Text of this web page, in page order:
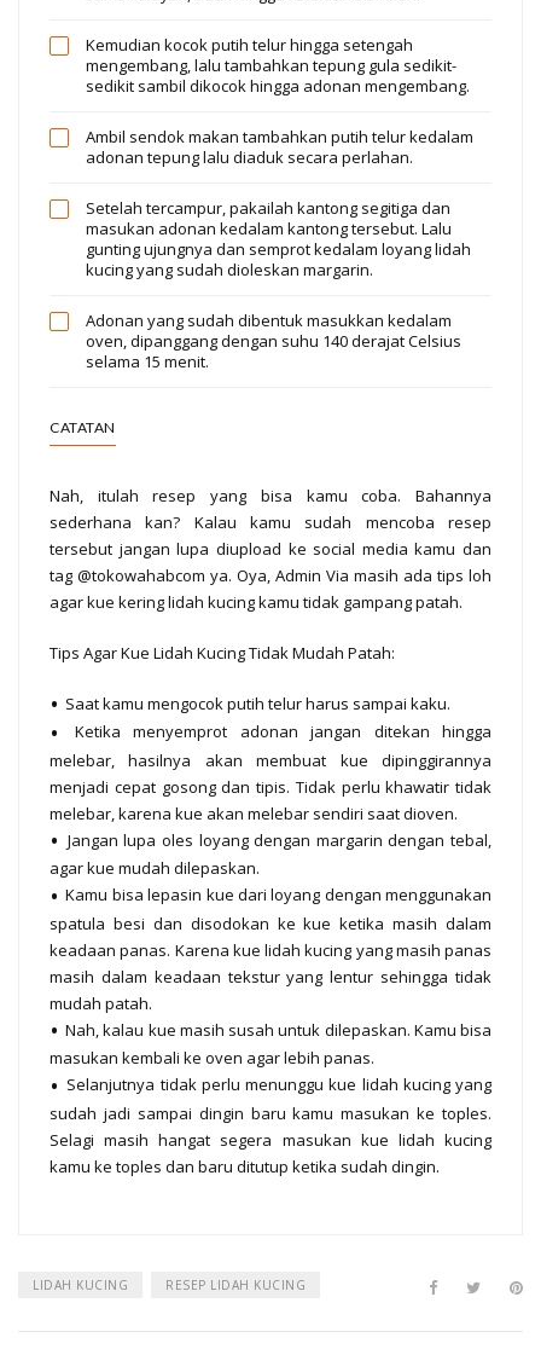
Kemudian kocok putih telur hingga setengah
mengembang, lalu tambahkan tepung gula sedikit-
sedikit sambil dikocok hingga adonan mengembang.
Ambil sendok makan tambahkan putih telur kedalam
adonan tepung lalu diaduk secara perlahan.
Setelah tercampur, pakailah kantong segitiga dan
masukan adonan kedalam kantong tersebut. Lalu
gunting ujungnya dan semprot kedalam loyang lidah
kucing yang sudah dioleskan margarin.
Adonan yang sudah dibentuk masukkan kedalam
oven, dipanggang dengan suhu 140 derajat Celsius
selama 15 menit.
CATATAN
Nah, itulah resep yang bisa kamu coba. Bahannya
sederhana kan? Kalau kamu sudah mencoba resep
tersebut jangan lupa diupload ke social media kamu dan
tag @tokowahabcom ya. Oya, Admin Via masih ada tips loh
agar kue kering lidah kucing kamu tidak gampang patah.
Tips Agar Kue Lidah Kucing Tidak Mudah Patah:
Saat kamu mengocok putih telur harus sampai kaku.
Ketika menyemprot adonan jangan ditekan hingga
melebar, hasilnya akan membuat kue dipinggirannya
menjadi cepat gosong dan tipis. Tidak perlu khawatir tidak
melebar, karena kue akan melebar sendiri saat dioven.
Jangan lupa oles loyang dengan margarin dengan tebal,
agar kue mudah dilepaskan.
Kamu bisa lepasin kue dari loyang dengan menggunakan
spatula besi dan disodokan ke kue ketika masih dalam
keadaan panas. Karena kue lidah kucing yang masih panas
masih dalam keadaan tekstur yang lentur sehingga tidak
mudah patah.
Nah, kalau kue masih susah untuk dilepaskan. Kamu bisa
masukan kembali ke oven agar lebih panas.
Selanjutnya tidak perlu menunggu kue lidah kucing yang
sudah jadi sampai dingin baru kamu masukan ke toples.
Selagi masih hangat segera masukan kue lidah kucing
kamu ke toples dan baru ditutup ketika sudah dingin.
LIDAH KUCING RESEP LIDAH KUCING